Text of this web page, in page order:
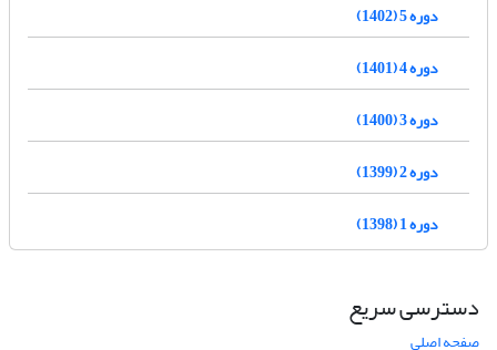
دوره 5 (1402)
دوره 4 (1401)
دوره 3 (1400)
دوره 2 (1399)
دوره 1 (1398)
دسترسی سریع
صفحه اصلی